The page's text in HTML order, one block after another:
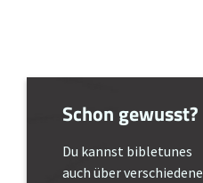
Schon gewusst?
Du kannst bibletunes
auch über verschiedene